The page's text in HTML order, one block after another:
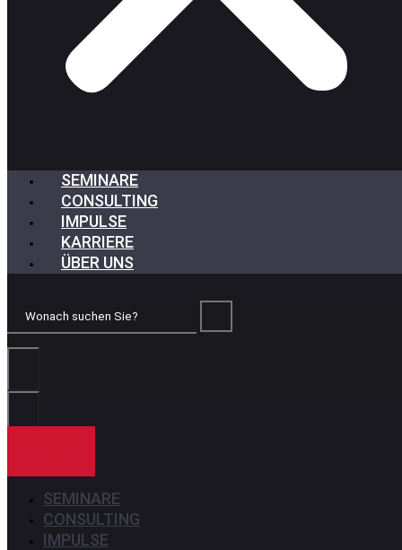
SEMINARE
CONSULTING
IMPULSE
KARRIERE
ÜBER UNS
Wonach
Sie?
SEMINARE
CONSULTING
IMPULSE